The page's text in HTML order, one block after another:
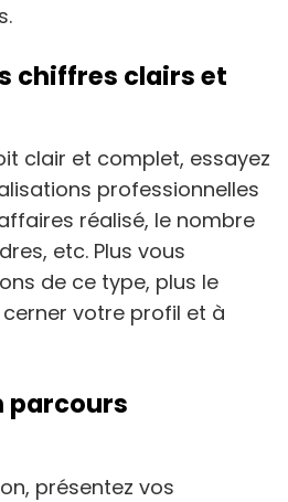
chiffres clairs et
clair et complet, essayez
professionnelles
réalisé, le nombre
etc. Plus vous
de ce type, plus le
votre profil et à
parcours
présentez vos